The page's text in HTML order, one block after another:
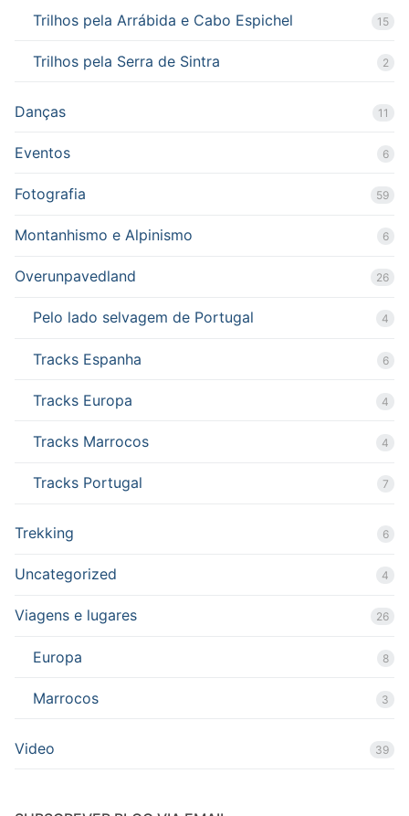
Trilhos pela Arrábida e Cabo Espichel 15
Trilhos pela Serra de Sintra 2
Danças 11
Eventos 6
Fotografia 59
Montanhismo e Alpinismo 6
Overunpavedland 26
Pelo lado selvagem de Portugal 4
Tracks Espanha 6
Tracks Europa 4
Tracks Marrocos 4
Tracks Portugal 7
Trekking 6
Uncategorized 4
Viagens e lugares 26
Europa 8
Marrocos 3
Video 39